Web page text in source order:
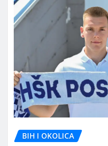
BIH I OKOLICA